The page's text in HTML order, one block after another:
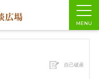
MENU
> 自己破産のよくあるご質問 > 破
自己破産